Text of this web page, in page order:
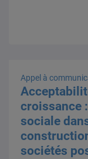
Appel à
croissance
sociale
sociétés